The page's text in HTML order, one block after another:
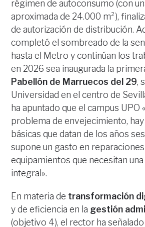
régimen de autoconsumo (con
aproximada de 24.000 m²),
de autorización de distribución.
completó el sombreado de la
hasta el Metro y continúan los
en 2026 sea inaugurada la
Pabellón de Marruecos del 29,
Universidad en el centro de
ha apuntado que el campus UPO
problema de envejecimiento,
básicas que datan de los años
supone un gasto en
equipamientos que necesitan
integral».
En materia de transformación
y de eficiencia en la gestión
(objetivo 4), el rector ha